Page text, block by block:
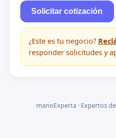
Solicitar cotización
¿Este es tu negocio?
responder solicitudes y
manoExperta · Expertos